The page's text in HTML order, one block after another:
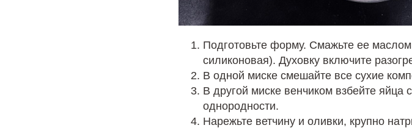
Подготовьте форму. Смажьте ее
силиконовая). Духовку включите
В одной миске смешайте все сухие
В другой миске венчиком взбейте
однородности.
Нарежьте ветчину и оливки, крупно